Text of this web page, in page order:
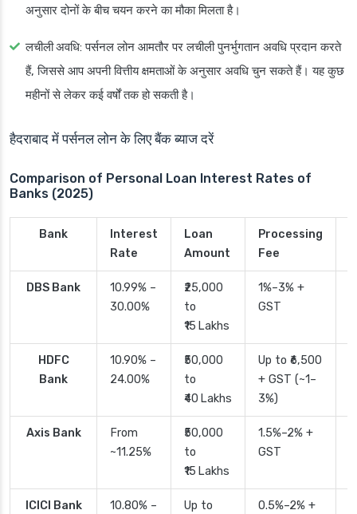
अनुसार दोनों के बीच चयन करने का मौका मिलता है।
लचीली अवधि: पर्सनल लोन आमतौर पर लचीली पुनर्भुगतान अवधि प्रदान करते
हैं, जिससे आप अपनी वित्तीय क्षमताओं के अनुसार अवधि चुन सकते हैं। यह कुछ
महीनों से लेकर कई वर्षों तक हो सकती है।
हैदराबाद में पर्सनल लोन के लिए बैंक ब्याज दरें
Comparison of Personal Loan Interest Rates of
Banks (2025)
Bank
Interest
Rate
Loan
Amount
Processing
Fee
DBS Bank
10.99% –
30.00%
₹25,000
to
₹15 Lakhs
1%–3% +
GST
HDFC
Bank
10.90% –
24.00%
₹50,000
to
₹40 Lakhs
Up to ₹6,500
+ GST (~1–
3%)
Axis Bank
From
~11.25%
₹50,000
to
₹15 Lakhs
1.5%–2% +
GST
ICICI Bank
10.80% –
Up to
0.5%–2% +